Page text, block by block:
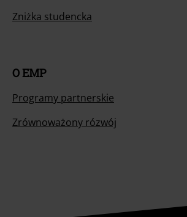
Zniżka studencka
O EMP
Programy partnerskie
Zrównoważony rózwój